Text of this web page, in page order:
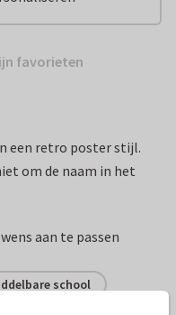
favorieten
een retro poster stijl.
om de naam in het
aan te passen
school